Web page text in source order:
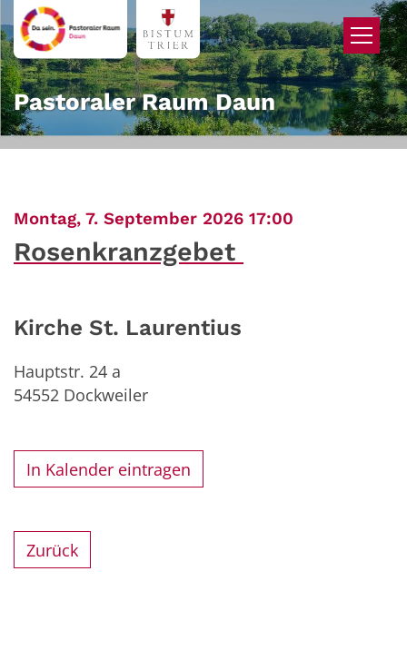
Zum Inhalt springen
Pastoraler Raum Daun
Montag, 7. September 2026 17:00
Rosenkranzgebet
Kirche St. Laurentius
Hauptstr. 24 a
54552 Dockweiler
In Kalender eintragen
Zurück